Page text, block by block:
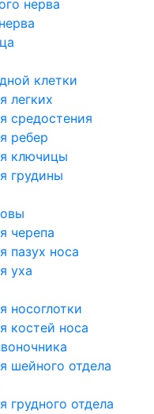
нерва
клетки
легких
средостения
ребер
ключицы
грудины
черепа
пазух носа
уха
носоглотки
костей носа
шейного отдела
грудного отдела